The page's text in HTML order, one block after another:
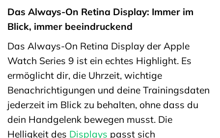
Das Always-On Retina Display: Immer im
Blick, immer beeindruckend
Das Always-On Retina Display der Apple
Watch Series 9 ist ein echtes Highlight. Es
ermöglicht dir, die Uhrzeit, wichtige
Benachrichtigungen und deine Trainingsdaten
jederzeit im Blick zu behalten, ohne dass du
dein Handgelenk bewegen musst. Die
Helligkeit des Displays passt sich